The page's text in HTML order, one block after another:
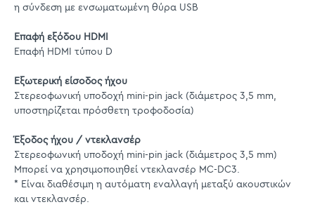
η σύνδεση με ενσωματωμένη θύρα USB
Επαφή εξόδου HDMI
Επαφή HDMI τύπου D
Εξωτερική είσοδος ήχου
Στερεοφωνική υποδοχή mini-pin jack (διάμετρος 3,5 mm,
υποστηρίζεται πρόσθετη τροφοδοσία)
Έξοδος ήχου / ντεκλανσέρ
Στερεοφωνική υποδοχή mini-pin jack (διάμετρος 3,5 mm)
Μπορεί να χρησιμοποιηθεί ντεκλανσέρ MC-DC3.
* Είναι διαθέσιμη η αυτόματη εναλλαγή μεταξύ ακουστικών
και ντεκλανσέρ.